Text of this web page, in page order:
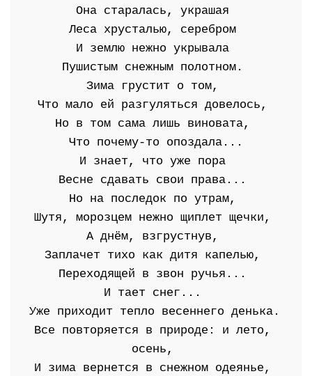
Она старалась, украшая
Леса хрусталью, серебром
И землю нежно укрывала
Пушистым снежным полотном.
Зима грустит о том,
Что мало ей разгуляться довелось,
Но в том сама лишь виновата,
Что почему-то опоздала...
И знает, что уже пора
Весне сдавать свои права...
Но на последок по утрам,
Шутя, морозцем нежно щиплет щечки,
А днём, взгрустнув,
Заплачет тихо как дитя капелью,
Переходящей в звон ручья...
И тает снег...
Все повторяется в природе: и лето,
осень,
И зима вернется в снежном одеянье,